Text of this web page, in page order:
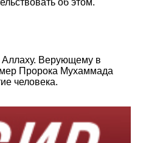
об этом.
Аллаху. Верующему в
Пророка Мухаммада
человека.